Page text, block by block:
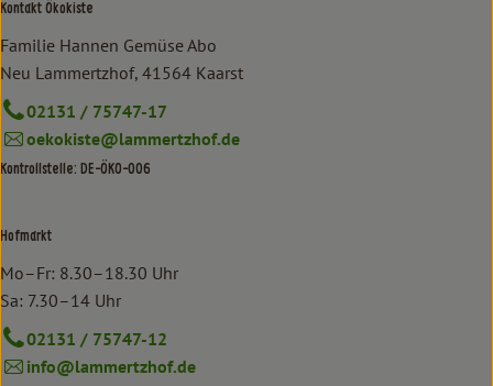
Kontakt Ökokiste
Familie Hannen Gemüse Abo
Neu Lammertzhof, 41564 Kaarst
02131 / 75747-17
oekokiste@lammertzhof.de
Kontrollstelle: DE-ÖKO-006
Hofmarkt
Mo–Fr: 8.30–18.30 Uhr
Sa: 7.30–14 Uhr
02131 / 75747-12
info@lammertzhof.de